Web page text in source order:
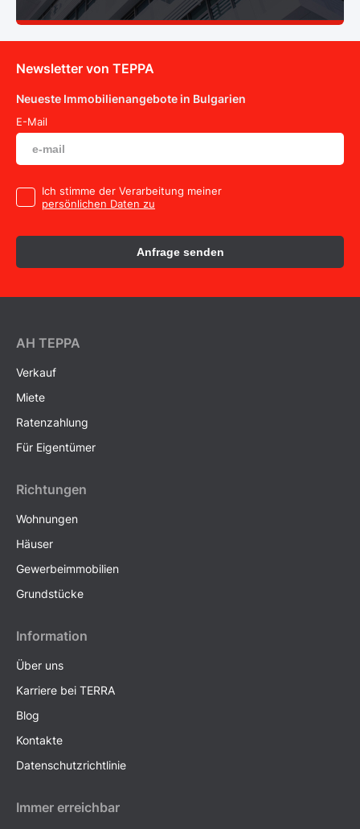
Newsletter von TEPPA
Neueste Immobilienangebote in Bulgarien
E-Mail
Ich stimme der Verarbeitung meiner
persönlichen Daten zu
Anfrage senden
AH ТEPPA
Verkauf
Miete
Ratenzahlung
Für Eigentümer
Richtungen
Wohnungen
Häuser
Gewerbeimmobilien
Grundstücke
Information
Über uns
Karriere bei TERRA
Blog
Kontakte
Datenschutzrichtlinie
Immer erreichbar